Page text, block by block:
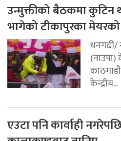
उन्मुक्तीको बैठकमा
भागेको टीकापुरका
धनगढी/
(नाउपा)
केन्द्रीय...
एउटा पनि कार्वाही